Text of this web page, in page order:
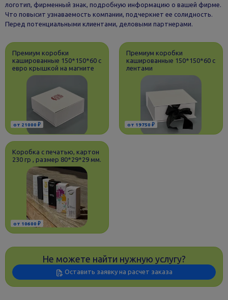
логотип, фирменный знак, подробную информацию о вашей фирме.
Что повысит узнаваемость компании, подчеркнет ее солидность.
Перед потенциальными клиентами, деловыми партнерами.
от 21000 ₽
Премиум коробки
кашированные 150*150*60 с
евро крышкой на магните
от 19750 ₽
Премиум коробки
кашированные 150*150*60 с
лентами
от 10600 ₽
Коробка с печатью, картон
230 гр , размер 80*29*29 мм.
Не можете найти нужную услугу?
Оставить заявку на расчет заказа